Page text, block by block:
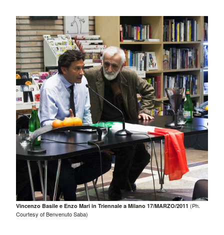
Vincenzo Basile e Enzo Mari in Triennale a Milano 17/MARZO/2011 (Ph.
Courtesy of Benvenuto Saba)